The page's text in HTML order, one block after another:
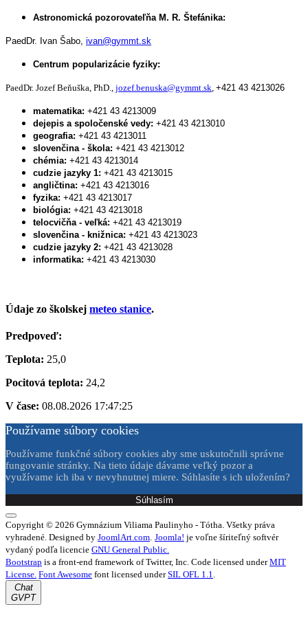
Astronomická pozorovateľňa M. R. Štefánika:
PaedDr. Ivan Šabo, ivan@gymmt.sk
Centrum popularizácie fyziky:
PaedDr. Jozef Beňuška, PhD., jozef.benuska@gymmt.sk +421 43 4213026
matematika: +421 43 4213009
dejepis a spoločenské vedy: +421 43 4213010
geografia: +421 43 4213011
slovenčina - škola: +421 43 4213012
chémia: +421 43 4213014
cudzie jazyky 1: +421 43 4213015
angličtina: +421 43 4213016
fyzika: +421 43 4213017
biológia: +421 43 4213018
telocvičňa - veľká: +421 43 4213019
slovenčina - knižnica: +421 43 4213023
cudzie jazyky 2: +421 43 4213028
informatika: +421 43 4213030
Údaje zo školskej meteo stanice.
Predpoveď:
Teplota: 25,0
Pocitová teplota: 24,2
V čase: 08.08.2026 17:47:25
Používame súbory cookies
Používame funkčné súbory cookies aby sme uskutočnili správne
fungovanie stránky. Na tieto údaje dávame veľký pozor a
využívame ich iba v nevyhnutnej miere. Súhlasíte s ich uložením?
Súhlasím
Copyright © 2026 Gymnázium Viliama Paulinyho - Tótha. Všetky práva
vyhradené. Designed by JoomlArt.com. Joomla! je voľne šíriteľný softvér
vydaný podľa licencie GNU General Public.
Bootstrap is a front-end framework of Twitter, Inc. Code licensed underMIT
License. Font Awesome font licensed underSIL OFL 1.1.
Chat
GVPT